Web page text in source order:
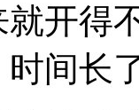
开得
间长